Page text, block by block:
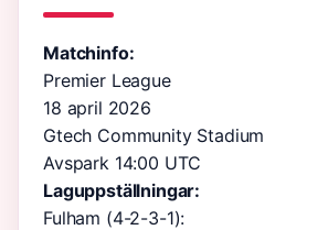
Matchinfo:
Premier League
18 april 2026
Gtech Community Stadium
Avspark 14:00 UTC
Laguppställningar:
Fulham (4-2-3-1):